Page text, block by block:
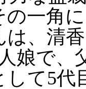
の一角
は、清
娘で、
して5代